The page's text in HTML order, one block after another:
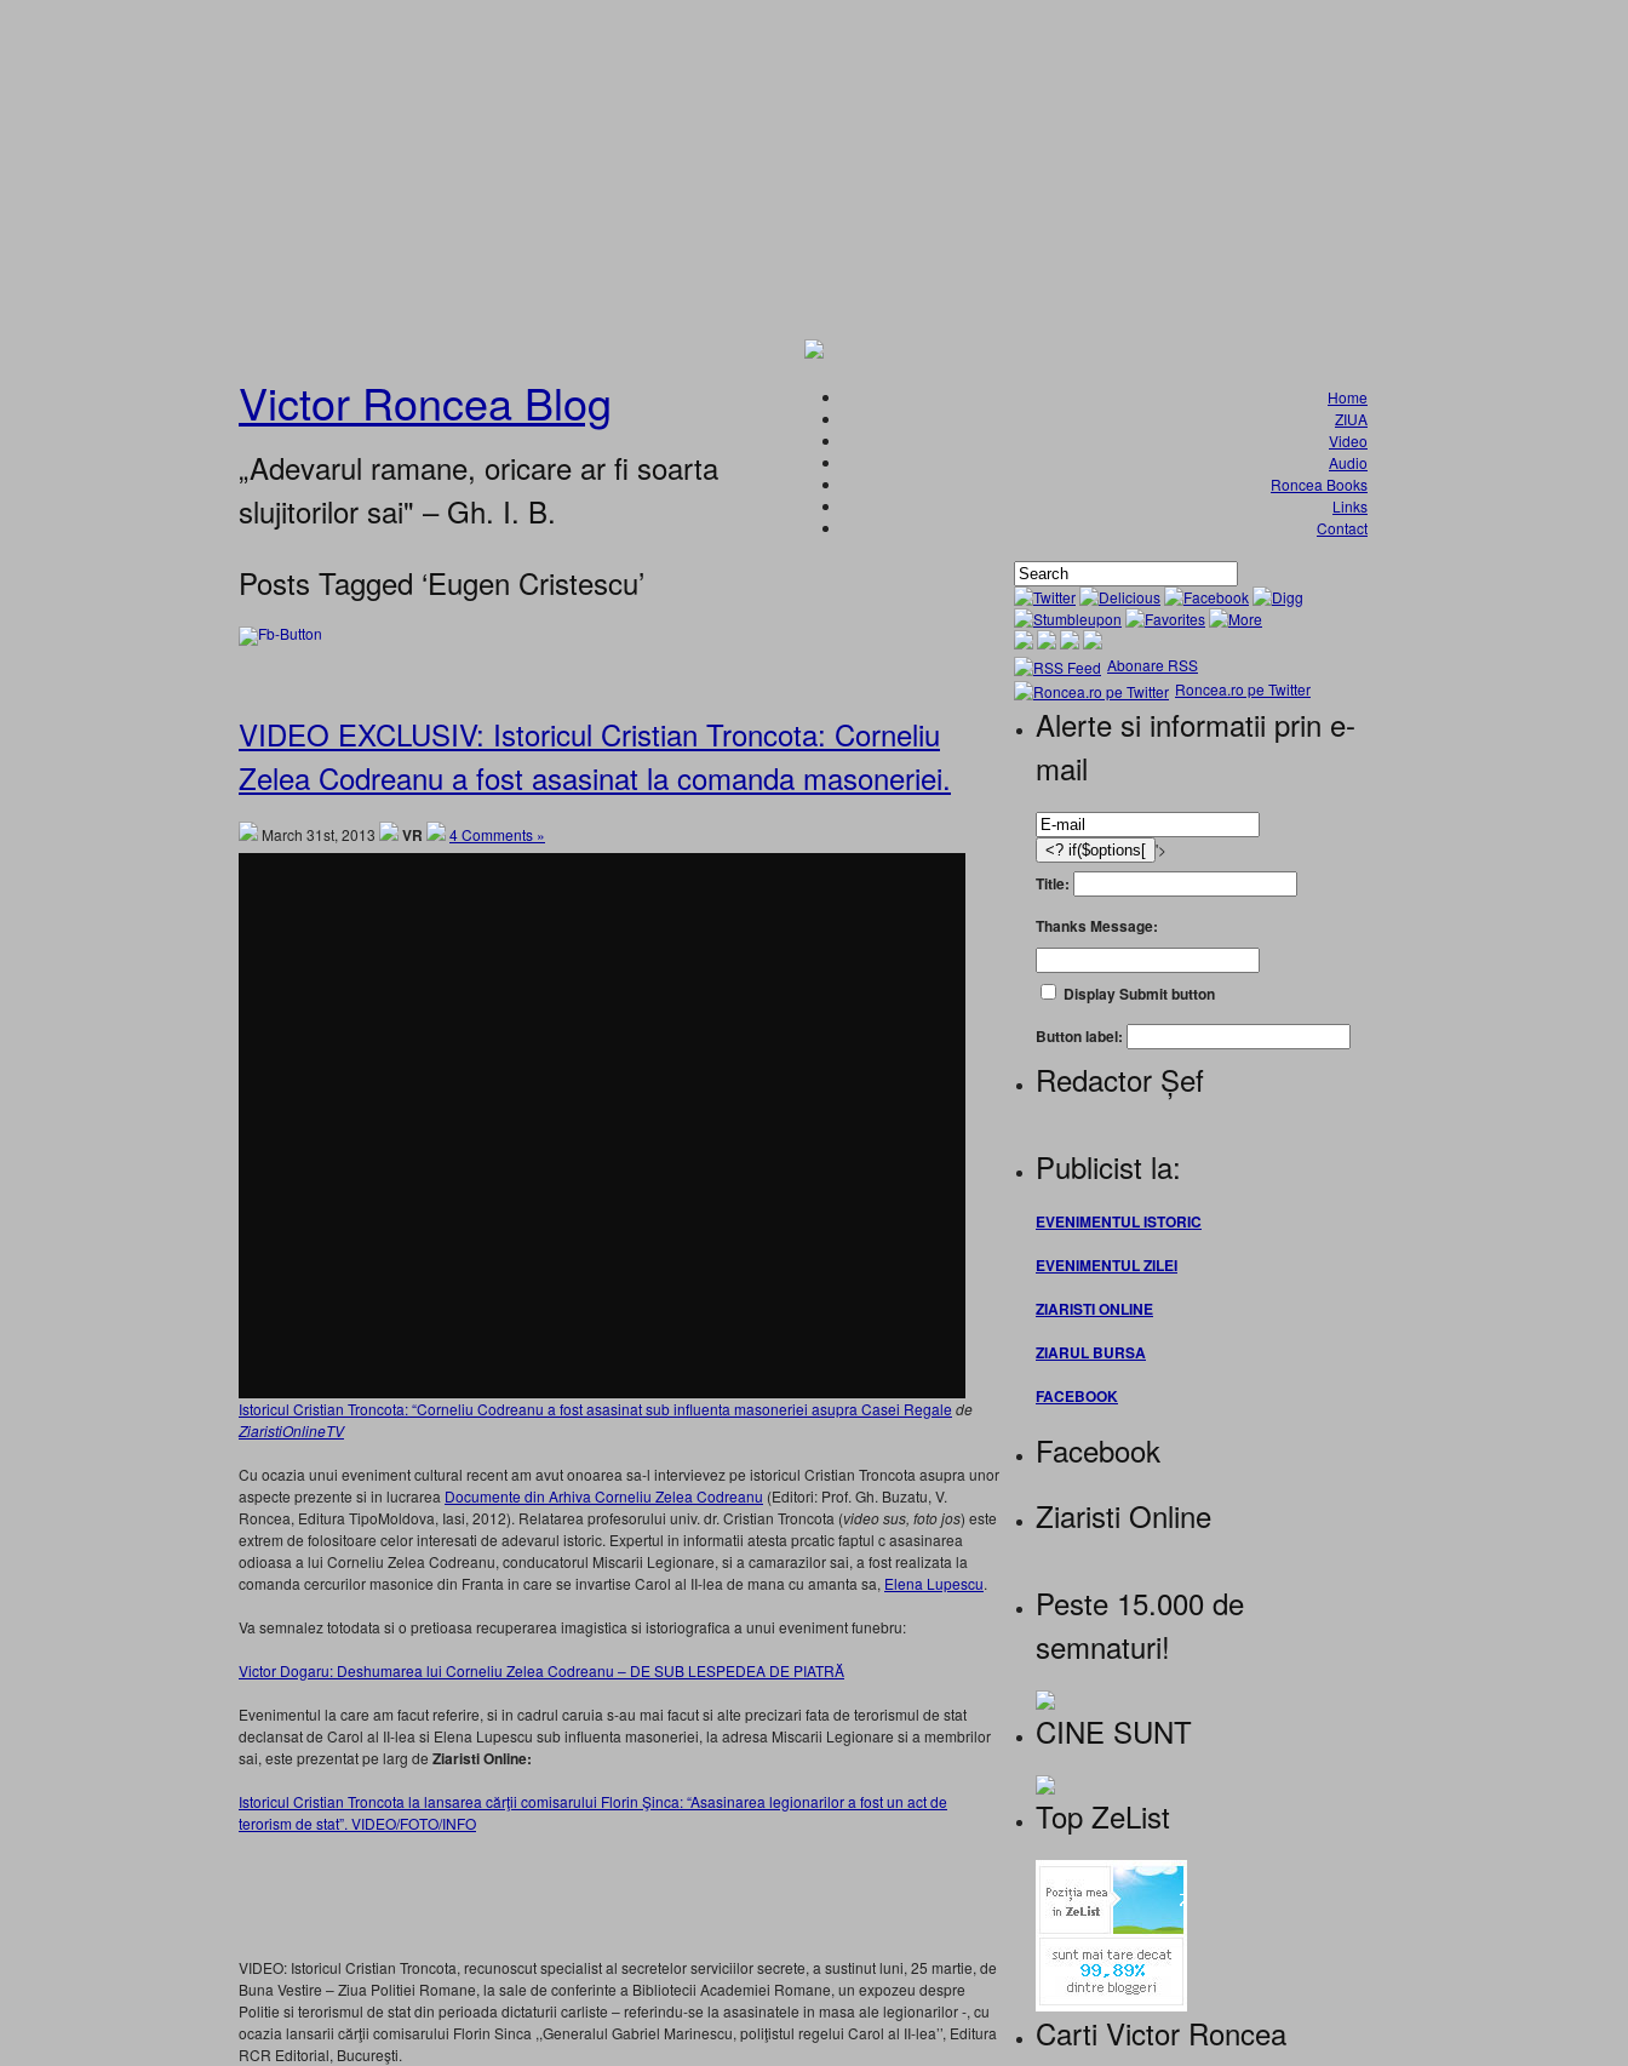
Victor Roncea Blog
„Adevarul ramane, oricare ar fi soarta
slujitorilor sai" – Gh. I. B.
Home
ZIUA
Video
Audio
Roncea Books
Links
Contact
Posts Tagged ‘Eugen Cristescu’
VIDEO EXCLUSIV: Istoricul Cristian Troncota: Corneliu
Zelea Codreanu a fost asasinat la comanda masoneriei.
March 31st, 2013 VR 4 Comments »
Istoricul Cristian Troncota: “Corneliu Codreanu a fost asasinat sub influenta masoneriei asupra Casei Regale de
ZiaristiOnlineTV
Cu ocazia unui eveniment cultural recent am avut onoarea sa-l intervievez pe istoricul Cristian Troncota asupra unor
aspecte prezente si in lucrarea Documente din Arhiva Corneliu Zelea Codreanu (Editori: Prof. Gh. Buzatu, V.
Roncea, Editura TipoMoldova, Iasi, 2012). Relatarea profesorului univ. dr. Cristian Troncota (video sus, foto jos) este
extrem de folositoare celor interesati de adevarul istoric. Expertul in informatii atesta prcatic faptul c asasinarea
odioasa a lui Corneliu Zelea Codreanu, conducatorul Miscarii Legionare, si a camarazilor sai, a fost realizata la
comanda cercurilor masonice din Franta in care se invartise Carol al II-lea de mana cu amanta sa, Elena Lupescu.
Va semnalez totodata si o pretioasa recuperarea imagistica si istoriografica a unui eveniment funebru:
Victor Dogaru: Deshumarea lui Corneliu Zelea Codreanu – DE SUB LESPEDEA DE PIATRĂ
Evenimentul la care am facut referire, si in cadrul caruia s-au mai facut si alte precizari fata de terorismul de stat
declansat de Carol al II-lea si Elena Lupescu sub influenta masoneriei, la adresa Miscarii Legionare si a membrilor
sai, este prezentat pe larg de Ziaristi Online:
Istoricul Cristian Troncota la lansarea cărţii comisarului Florin Şinca: “Asasinarea legionarilor a fost un act de
terorism de stat”. VIDEO/FOTO/INFO
VIDEO: Istoricul Cristian Troncota, recunoscut specialist al secretelor serviciilor secrete, a sustinut luni, 25 martie, de
Buna Vestire – Ziua Politiei Romane, la sale de conferinte a Bibliotecii Academiei Romane, un expozeu despre
Politie si terorismul de stat din perioada dictaturii carliste – referindu-se la asasinatele in masa ale legionarilor -, cu
ocazia lansarii cărţii comisarului Florin Sinca ,,Generalul Gabriel Marinescu, poliţistul regelui Carol al II-lea’’, Editura
RCR Editorial, Bucureşti.
Abonare RSS
Roncea.ro pe Twitter
Alerte si informatii prin e-
mail
'>
Title:
Thanks Message:
Display Submit button
Button label:
Redactor Șef
Publicist la:
EVENIMENTUL ISTORIC
EVENIMENTUL ZILEI
ZIARISTI ONLINE
ZIARUL BURSA
FACEBOOK
Facebook
Ziaristi Online
Peste 15.000 de
semnaturi!
CINE SUNT
Top ZeList
Carti Victor Roncea